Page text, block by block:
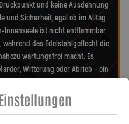
und keine Ausdehnung
und Sicherheit, egal ob im Alltag
Innenseele ist nicht entflammbar
das Edelstahlgeflecht die
wartungsfrei macht. Es
Witterung oder Abrieb – ein
sicheres Fahrgefühl. Unsere
ermöglichen eine drallfreie,